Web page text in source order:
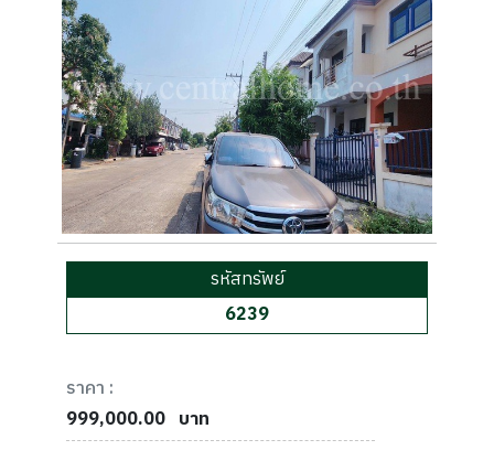
รหัสทรัพย์
6239
ราคา :
999,000.00 บาท